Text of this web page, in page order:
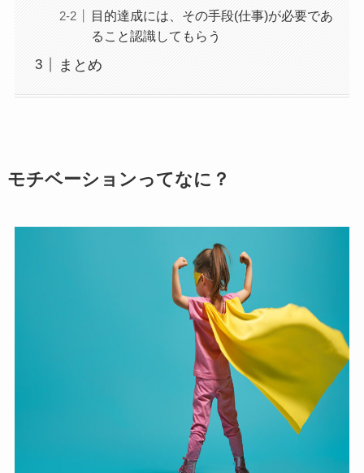
目的達成には、その手段(仕事)が必要であ
ること認識してもらう
まとめ
モチベーションってなに？